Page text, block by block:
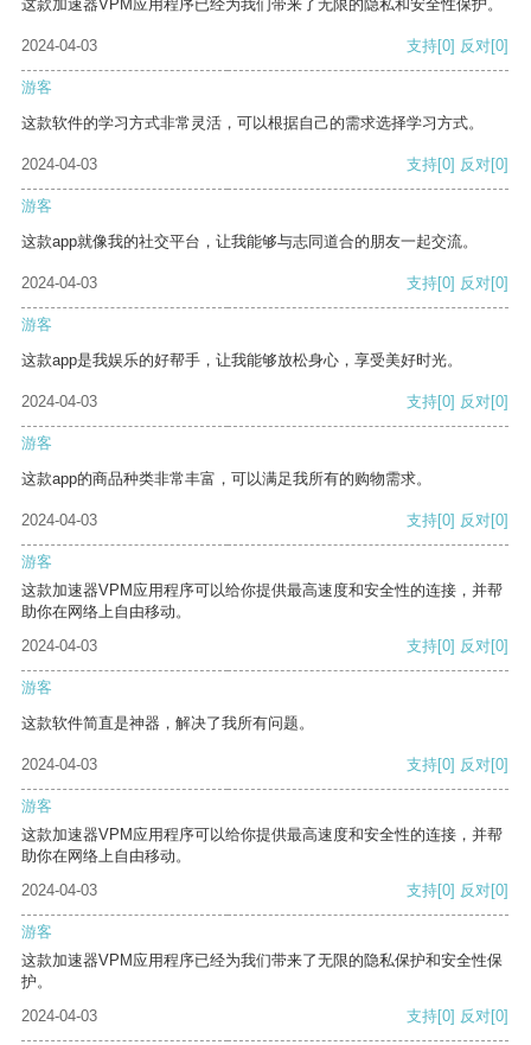
这款加速器VPM应用程序已经为我们带来了无限的隐私和安全性保护。
2024-04-03 支持[0] 反对[0]
游客
这款软件的学习方式非常灵活，可以根据自己的需求选择学习方式。
2024-04-03 支持[0] 反对[0]
游客
这款app就像我的社交平台，让我能够与志同道合的朋友一起交流。
2024-04-03 支持[0] 反对[0]
游客
这款app是我娱乐的好帮手，让我能够放松身心，享受美好时光。
2024-04-03 支持[0] 反对[0]
游客
这款app的商品种类非常丰富，可以满足我所有的购物需求。
2024-04-03 支持[0] 反对[0]
游客
这款加速器VPM应用程序可以给你提供最高速度和安全性的连接，并帮
助你在网络上自由移动。
2024-04-03
支持[0] 反对[0]
游客
这款软件简直是神器，解决了我所有问题。
2024-04-03 支持[0] 反对[0]
游客
这款加速器VPM应用程序可以给你提供最高速度和安全性的连接，并帮
助你在网络上自由移动。
2024-04-03
支持[0] 反对[0]
游客
这款加速器VPM应用程序已经为我们带来了无限的隐私保护和安全性保
护。
2024-04-03
支持[0] 反对[0]